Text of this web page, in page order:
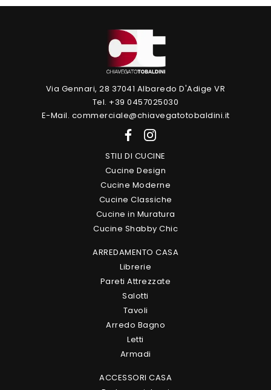
Via Gennari, 28 37041 Albaredo D'Adige VR
Tel. +39 0457025030
E-Mail. commerciale@chiavegatotobaldini.it
STILI DI CUCINE
Cucine Design
Cucine Moderne
Cucine Classiche
Cucine in Muratura
Cucine Shabby Chic
ARREDAMENTO CASA
Librerie
Pareti Attrezzate
Salotti
Tavoli
Arredo Bagno
Letti
Armadi
ACCESSORI CASA